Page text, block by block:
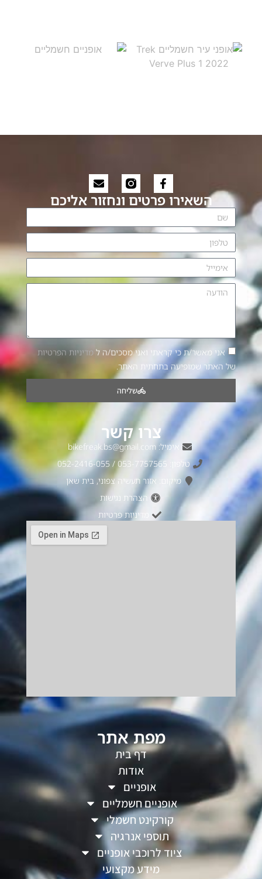
מפת אתר
דף בית
אודות
אופניים
אופניים חשמליים
קורקינט חשמלי
תוספי אנרגיה
ציוד לרוכבי אופניים
מידע מקצועי
צרו קשר
אימיל: bikefreak.bs@gmail.com
טלפון: 053-7757565 / 052-2416-055
מיקום: אזור תעשיה צפוני, בית שאן
הצהרת נגישות
מדיניות פרטיות
השאירו פרטים ונחזור אליכם
אני מאשר/ת כי קראתי ואני מסכים/ה למדיניות הפרטיות
של האתר שמופיעה בתחתית האתר.
שליחה